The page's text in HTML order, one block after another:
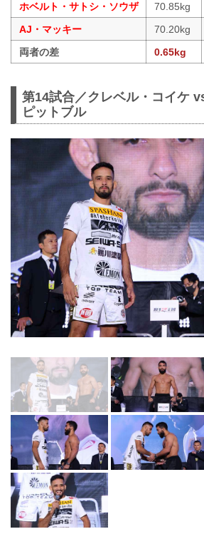
ホベルト・サトシ・ソウザ
70.85kg
AJ・マッキー
70.20kg
両者の差
0.65kg
第14試合／クレベル・コイケ
ピットブル